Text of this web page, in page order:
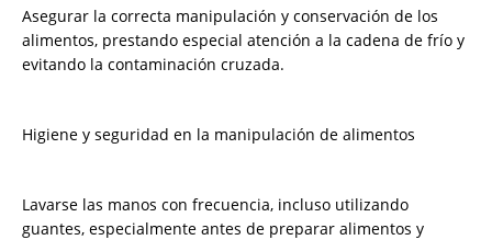
Asegurar la correcta manipulación y conservación de los
alimentos, prestando especial atención a la cadena de frío y
evitando la contaminación cruzada.
Higiene y seguridad en la manipulación de alimentos
Lavarse las manos con frecuencia, incluso utilizando
guantes, especialmente antes de preparar alimentos y